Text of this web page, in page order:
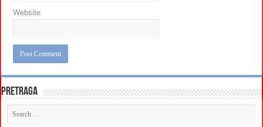
Website
Pretraga